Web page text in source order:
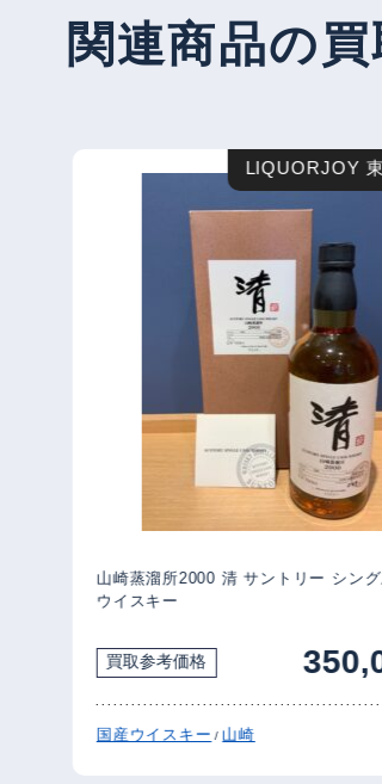
関連商品の
LIQUORJOY 東
山崎蒸溜所2000 清 サントリー シングル
ウイスキー
買取参考価格
国産ウイスキー/山崎